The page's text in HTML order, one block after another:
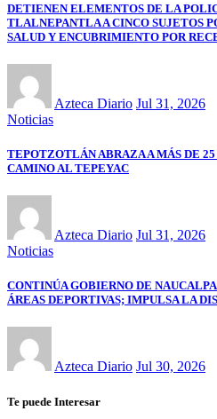
DETIENEN ELEMENTOS DE LA
TLALNEPANTLA A CINCO SUJETOS
SALUD Y ENCUBRIMIENTO POR
Azteca Diario Jul 31, 2026
Noticias
TEPOTZOTLÁN ABRAZA A MÁS DE
CAMINO AL TEPEYAC
Azteca Diario Jul 31, 2026
Noticias
CONTINÚA GOBIERNO DE
ÁREAS DEPORTIVAS; IMPULSA LA
Azteca Diario Jul 30, 2026
Te puede Interesar